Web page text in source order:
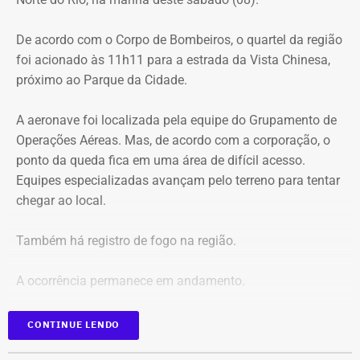
Vista Chinesa, foi interditado. A Vista Chinesa fica dentro
De acordo com o Corpo de Bombeiros, o quartel da região
foi acionado às 11h11 para a estrada da Vista Chinesa,
próximo ao Parque da Cidade.
A aeronave foi localizada pela equipe do Grupamento de
Operações Aéreas. Mas, de acordo com a corporação, o
ponto da queda fica em uma área de difícil acesso.
Equipes especializadas avançam pelo terreno para tentar
chegar ao local.
Também há registro de fogo na região.
A ocorrência permanece em andamento.
*Em atualização
CONTINUE LENDO